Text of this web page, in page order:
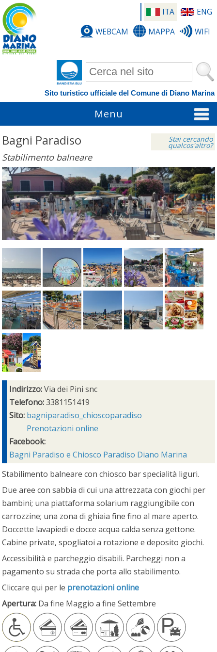
ITA
ENG
WEBCAM
MAPPA WIFI
Form di ricerca
Sito turistico ufficiale del Comune di Diano Marina
Menu
Stai cercando
qualcos'altro?
Bagni Paradiso
Stabilimento balneare
Indirizzo:Via dei Pini snc
Telefono:3381151419
Sito: bagniparadiso_chioscoparadiso
Prenotazioni online
Facebook:
Bagni Paradiso e Chiosco Paradiso Diano Marina
Stabilimento balneare con chiosco bar specialità liguri.
Due aree con sabbia di cui una attrezzata con giochi per
bambini; una piattaforma solarium raggiungibile con
carrozzine; una zona di ghiaia fine fino al mare aperto.
Doccette lavapiedi e docce acqua calda senza gettone.
Cabine private, spogliatoi a rotazione e deposito giochi.
Accessibilità e parcheggio disabili. Parcheggi non a
pagamento su strada che porta allo stabilimento.
Cliccare qui per le prenotazioni online
Apertura: Da fine Maggio a fine Settembre